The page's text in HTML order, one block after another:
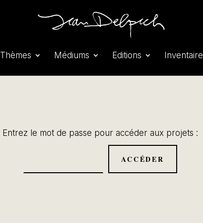
Thèmes Médiums Editions Inventaire
Entrez le mot de passe pour accéder aux projets :